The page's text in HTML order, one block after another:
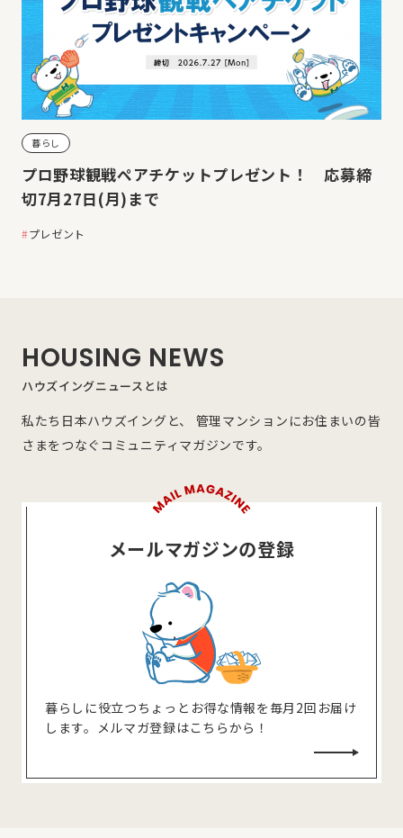
暮らし
プロ野球観戦ペアチケットプレゼント！ 応募締
切7月27日(月)まで
プレゼント
HOUSING NEWS
ハウズイングニュースとは
私たち日本ハウズイングと、 管理マンションにお住まいの皆
さまをつなぐコミュニティマガジンです。
メールマガジンの登録
暮らしに役⽴つちょっとお得な情報を毎⽉2回お届け
します。メルマガ登録はこちらから！